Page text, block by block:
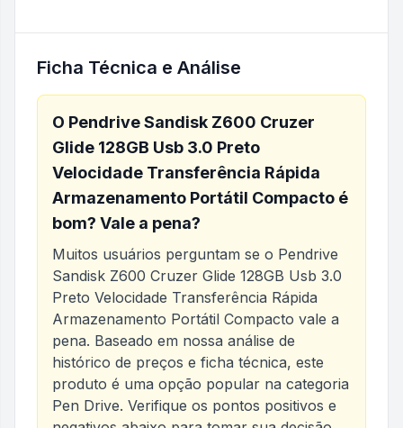
Ficha Técnica e Análise
O Pendrive Sandisk Z600 Cruzer
Glide 128GB Usb 3.0 Preto
Velocidade Transferência Rápida
Armazenamento Portátil Compacto é
bom? Vale a pena?
Muitos usuários perguntam se o Pendrive
Sandisk Z600 Cruzer Glide 128GB Usb 3.0
Preto Velocidade Transferência Rápida
Armazenamento Portátil Compacto vale a
pena. Baseado em nossa análise de
histórico de preços e ficha técnica, este
produto é uma opção popular na categoria
Pen Drive. Verifique os pontos positivos e